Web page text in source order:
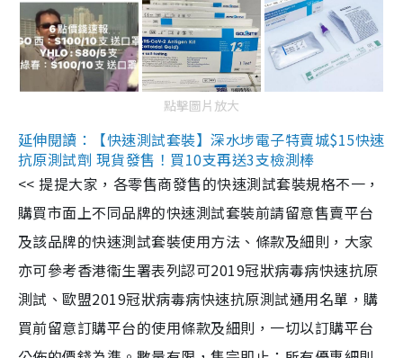
點擊圖片放大
延伸閱讀：【快速測試套裝】深水埗電子特賣城$15快速
抗原測試劑 現貨發售！買10支再送3支檢測棒
<< 提提大家，各零售商發售的快速測試套裝規格不一，
購買市面上不同品牌的快速測試套裝前請留意售賣平台
及該品牌的快速測試套裝使用方法、條款及細則，大家
亦可參考香港衞生署表列認可2019冠狀病毒病快速抗原
測試、歐盟2019冠狀病毒病快速抗原測試通用名單，購
買前留意訂購平台的使用條款及細則，一切以訂購平台